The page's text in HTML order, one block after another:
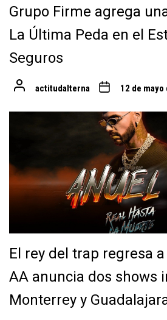
Grupo Firme agrega
La Última Peda en el
Seguros
actitudalterna 12 de mayo
El rey del trap regresa
AA anuncia dos shows
Monterrey y